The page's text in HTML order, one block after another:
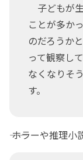
子どもが
ことが多か
のだろうか
って観察し
なくなりそ
す。
―― ホラーや推理